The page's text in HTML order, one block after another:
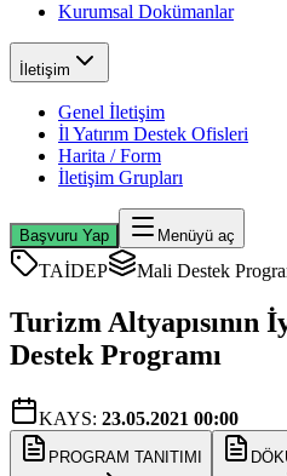
Kurumsal Dokümanlar
İletişim
Genel İletişim
İl Yatırım Destek Ofisleri
Harita / Form
İletişim Grupları
Başvuru Yap Menüyü aç
TAİDEP Mali Destek
Turizm
Destek Programı
KAYS: 23.05.2021 00:00
PROGRAM TANITIMI